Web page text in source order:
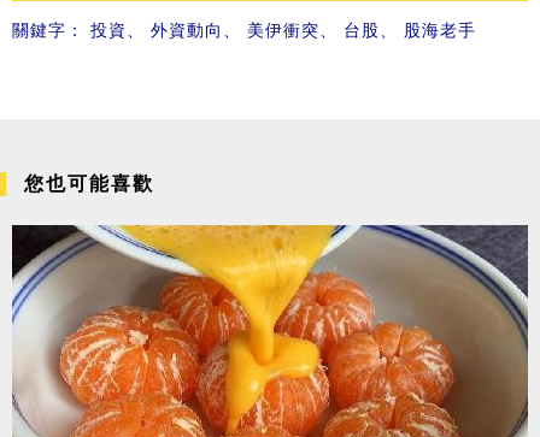
關鍵字： 投資、 外資動向 、 美伊衝突、 台股、 股海老手
您也可能喜歡